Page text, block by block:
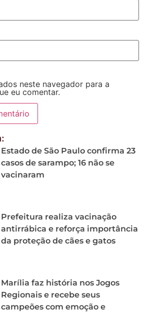
neste navegador para a
eu comentar.
Estado de São Paulo confirma 23
casos de sarampo; 16 não se
vacinaram
Prefeitura realiza vacinação
antirrábica e reforça importância
da proteção de cães e gatos
Marília faz história nos Jogos
Regionais e recebe seus
campeões com emoção e